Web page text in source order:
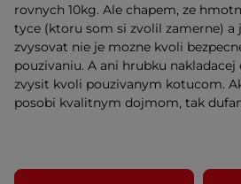
rovnych 10kg. Ale chapem, ze
tyce (ktoru som si zvolil zamerne) a
zvysovat nie je mozne kvoli
pouzivaniu. A ani hrubku
zvysit kvoli pouzivanym kotucom.
posobi kvalitnym dojmom, tak